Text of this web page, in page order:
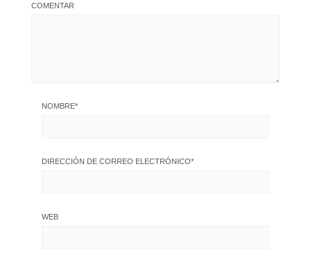
COMENTAR
NOMBRE*
DIRECCIÓN DE CORREO ELECTRÓNICO*
WEB